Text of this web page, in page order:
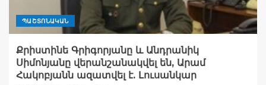
ՊԱՇՏՈՆԱԿԱՆ
Քրիստինե Գրիգորյանը և Անդրանիկ
Սիմոնյանը վերանշանակվել են, Արամ
Հակոբյանն ազատվել է. Լուսանկար